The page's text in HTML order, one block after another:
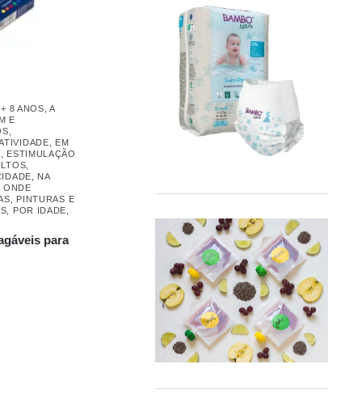
,+ 8 ANOS ,A
E
EM
ESTIMULAÇÃO
NA
ONDE
PINTURAS E
POR IDADE
​​para